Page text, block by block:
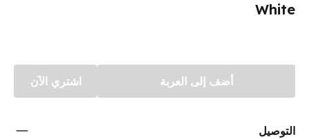
White
أضف إلى العربة اشتري الآن
التوصيل